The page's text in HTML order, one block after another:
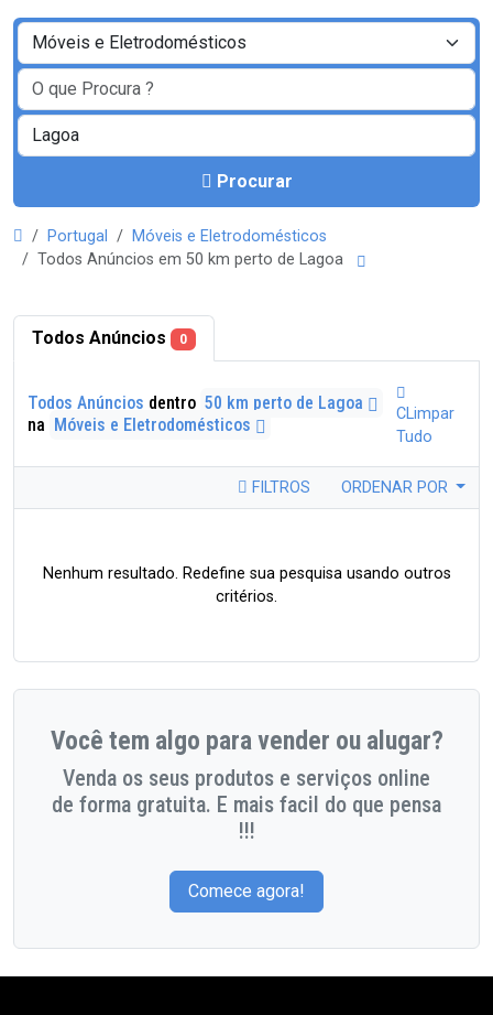
Procurar
Portugal
Móveis e Eletrodomésticos
Todos Anúncios em 50 km perto de Lagoa
Todos Anúncios 0
Todos Anúncios dentro 50 km perto de Lagoa
na Móveis e Eletrodomésticos
CLimpar
Tudo
FILTROS ORDENAR POR
Nenhum resultado. Redefine sua pesquisa usando outros
critérios.
Você tem algo para vender ou alugar?
Venda os seus produtos e serviços online
de forma gratuita. E mais facil do que pensa
!!!
Comece agora!